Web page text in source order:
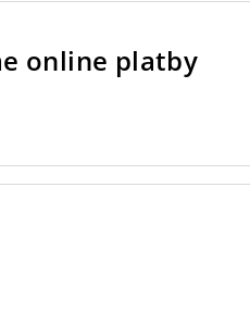
online platby